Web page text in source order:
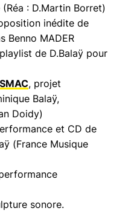
: D.Martin Borret)
inédite de
Benno MADER
playlist de D.Balaÿ pour
, projet
Balaÿ,
Doidy)
et CD de
(France Musique
sonore.